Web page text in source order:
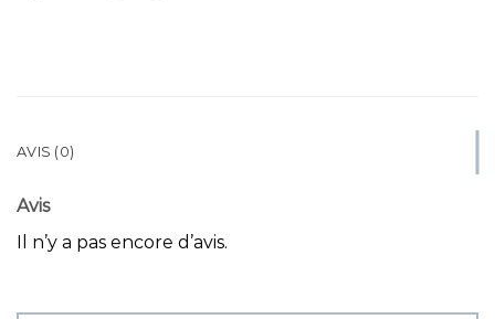
AVIS (0)
Avis
Il n’y a pas encore d’avis.